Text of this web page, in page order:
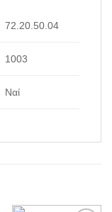
72.20.50.04
1003
Ναί